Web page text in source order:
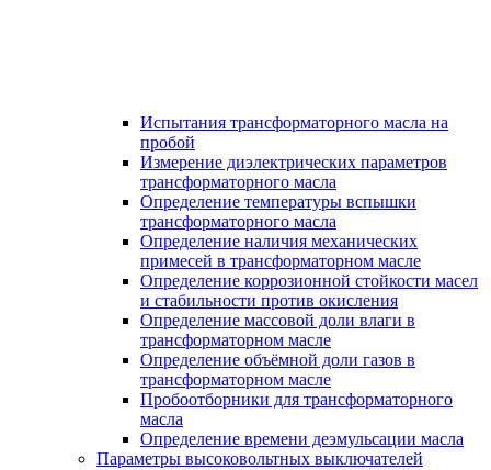
Испытания трансформаторного масла на
пробой
Измерение диэлектрических параметров
трансформаторного масла
Определение температуры вспышки
трансформаторного масла
Определение наличия механических
примесей в трансформаторном масле
Определение коррозионной стойкости масел
и стабильности против окисления
Определение массовой доли влаги в
трансформаторном масле
Определение объёмной доли газов в
трансформаторном масле
Пробоотборники для трансформаторного
масла
Определение времени деэмульсации масла
Параметры высоковольтных выключателей